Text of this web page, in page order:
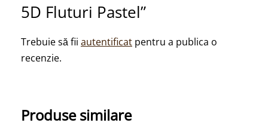
5D Fluturi Pastel”
Trebuie să fii autentificat pentru a publica o
recenzie.
Produse similare